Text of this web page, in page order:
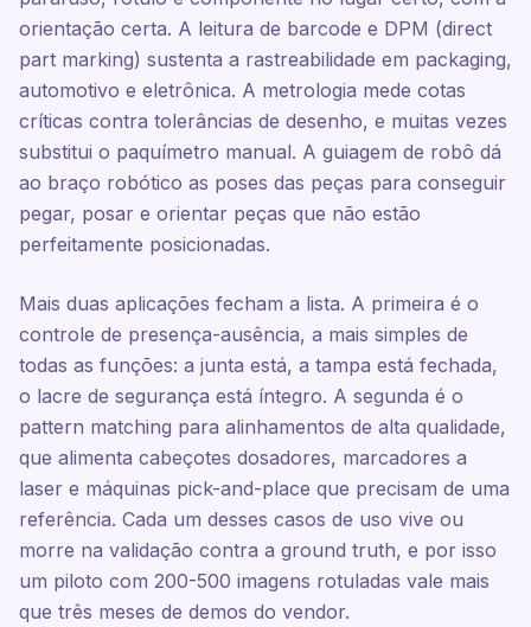
orientação certa. A leitura de barcode e DPM (direct
part marking) sustenta a rastreabilidade em packaging,
automotivo e eletrônica. A metrologia mede cotas
críticas contra tolerâncias de desenho, e muitas vezes
substitui o paquímetro manual. A guiagem de robô dá
ao braço robótico as poses das peças para conseguir
pegar, posar e orientar peças que não estão
perfeitamente posicionadas.
Mais duas aplicações fecham a lista. A primeira é o
controle de presença-ausência, a mais simples de
todas as funções: a junta está, a tampa está fechada,
o lacre de segurança está íntegro. A segunda é o
pattern matching para alinhamentos de alta qualidade,
que alimenta cabeçotes dosadores, marcadores a
laser e máquinas pick-and-place que precisam de uma
referência. Cada um desses casos de uso vive ou
morre na validação contra a ground truth, e por isso
um piloto com 200-500 imagens rotuladas vale mais
que três meses de demos do vendor.